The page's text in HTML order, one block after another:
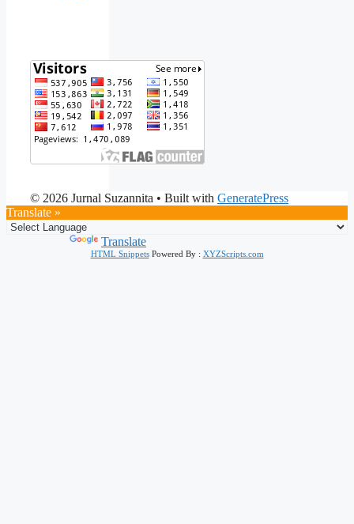
© 2026 Jurnal Suzannita • Built with GeneratePress
Translate »
Translate
HTML SnippetsPowered By : XYZScripts.com